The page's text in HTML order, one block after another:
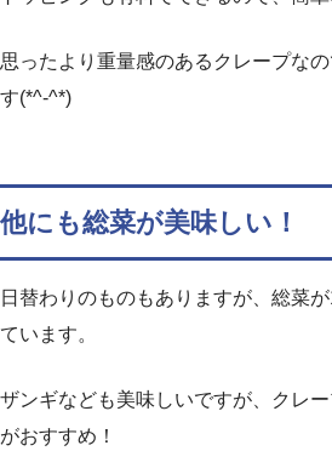
思ったより重量感のあるクレープな
す(*^-^*)
他にも総菜が美味しい！
日替わりのものもありますが、総菜
ています。
ザンギなども美味しいですが、クレ
がおすすめ！